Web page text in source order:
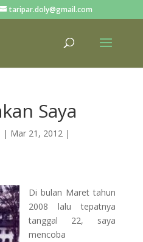
taripar.doly@gmail.com
Saya
| Mar 21, 2012|
Di bulan Maret tahun
2008 lalu tepatnya
tanggal 22, saya
mencoba